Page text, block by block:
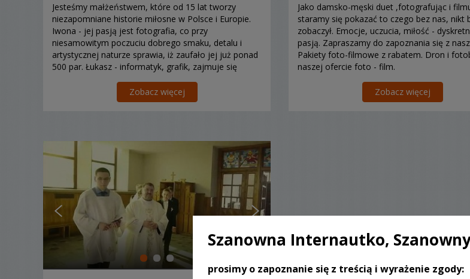
Jesteśmy małżeństwem, które od 15 lat tworzy
niezapomniane historie miłosne w Polsce i Europie.
Iwona - jej pasją jest fotografia, co przy
niesamowitym poczuciu dobrego smaku, detalu i
artystycznej naturze sprawia, iż zaufało jej już ponad
500 par. Łukasz - informatyk, grafik, zajmuje się
Zobacz więcej
Jako damsko-męski duet ,fotografując i
staramy się pokazać to czego bez nas, nikt
zobaczył. Emocje, uczucia, miłość -
pasją. Zapraszamy do zapoznania się z
Pakiety foto-filmowe z rabatem. Dron i
naszej ofercie foto - film.
Zobacz więcej
Szanowna Internautko,
prosimy o zapoznanie się z treścią i wyrażenie zgody: